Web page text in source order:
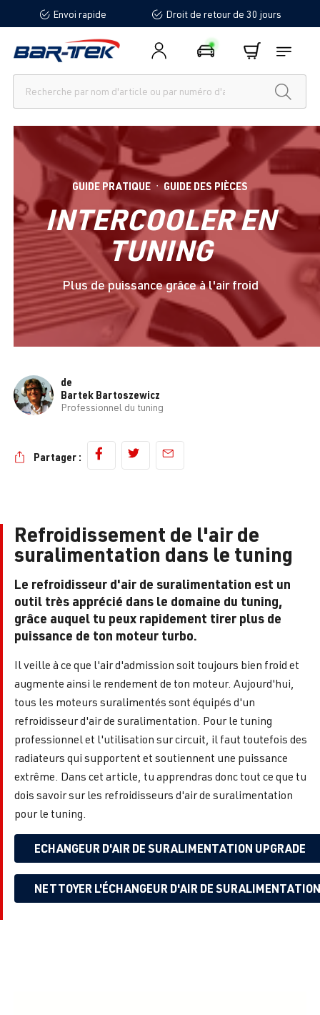
principalEnvoi rapide Droit de retour de 30 jours
GUIDE PRATIQUE ● GUIDE DES PIÈCES
INTERCOOLER EN
TUNING
Plus de puissance grâce à l'air froid
de
Bartek Bartoszewicz
Professionnel du tuning
Partager :
Refroidissement de l'air de
suralimentation dans le tuning
Le refroidisseur d'air de suralimentation est un
outil très apprécié dans le domaine du tuning,
grâce auquel tu peux rapidement tirer plus de
puissance de ton moteur turbo.
Il veille à ce que l'air d'admission soit toujours bien froid et
augmente ainsi le rendement de ton moteur. Aujourd'hui,
tous les moteurs suralimentés sont équipés d'un
refroidisseur d'air de suralimentation. Pour le tuning
professionnel et l'utilisation sur circuit, il faut toutefois des
radiateurs qui supportent et soutiennent une puissance
extrême. Dans cet article, tu apprendras donc tout ce que tu
dois savoir sur les refroidisseurs d'air de suralimentation
pour le tuning.
ECHANGEUR D'AIR DE SURALIMENTATION UPGRADE
NETTOYER L'ÉCHANGEUR D'AIR DE SURALIMENTATION